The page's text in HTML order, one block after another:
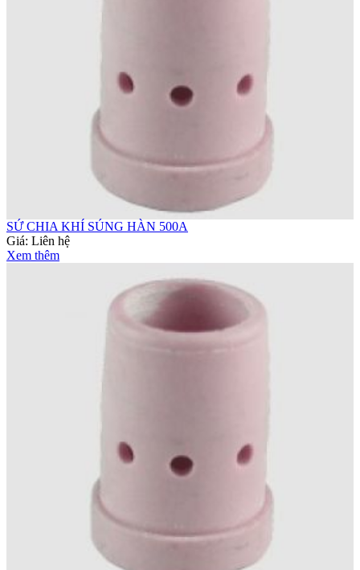
SỨ CHIA KHÍ SÚNG HÀN 500A
Giá: Liên hệ
Xem thêm